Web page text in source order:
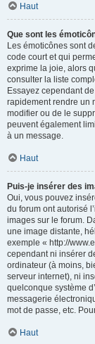
Haut
Que sont les
Les émoticônes sont
code court et qui
exprime la joie, alors
consulter la liste
Essayez cependant
rapidement rendre un
modifier ou de le
peuvent également
à un message.
Haut
Puis-je insérer des
Oui, vous pouvez
du forum ont autorisé
images sur le forum.
une image distante,
exemple « http://
cependant ni insérer
ordinateur (à moins,
serveur internet), ni
quelconque système
messagerie
mot de passe, etc.
Haut